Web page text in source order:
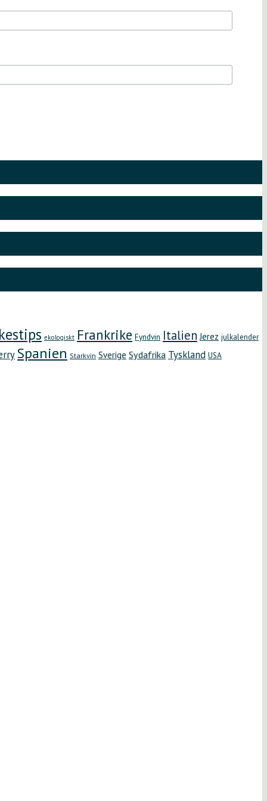
ekologiskt Frankrike Fyndvin Italien Jerez julkalender
Spanien Starkvin Sverige Sydafrika Tyskland USA